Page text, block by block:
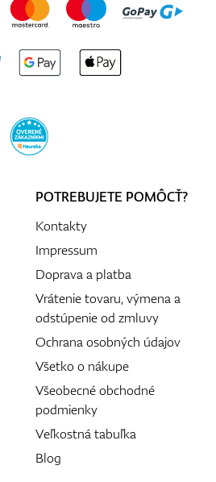
POTREBUJETE POMÔCŤ?
Kontakty
Impressum
Doprava a platba
Vrátenie tovaru, výmena a
odstúpenie od zmluvy
Ochrana osobných údajov
Všetko o nákupe
Všeobecné obchodné
podmienky
Veľkostná tabuľka
Blog